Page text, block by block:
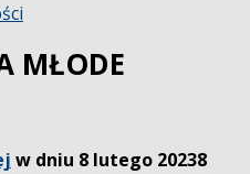
MŁODE
w dniu 8 lutego 20238